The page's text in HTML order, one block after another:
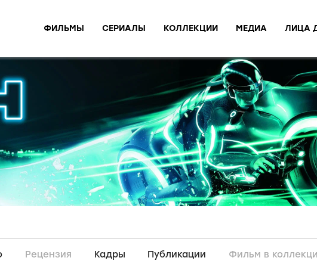
ФИЛЬМЫ СЕРИАЛЫ КОЛЛЕКЦИИ МЕДИА ЛИЦА
Рецензия Кадры Публикации Фильм в